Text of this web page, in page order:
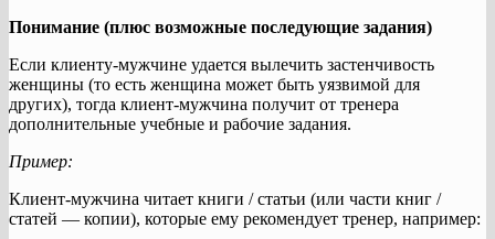
Понимание (плюс возможные последующие задания)
Если клиенту-мужчине удается вылечить застенчивость
женщины (то есть женщина может быть уязвимой для
других), тогда клиент-мужчина получит от тренера
дополнительные учебные и рабочие задания.
Пример:
Клиент-мужчина читает книги / статьи (или части книг /
статей — копии), которые ему рекомендует тренер, например: